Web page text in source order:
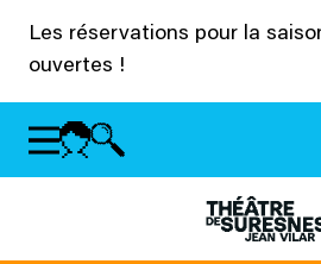
Les réservations pour la
ouvertes !